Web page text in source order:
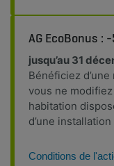
AG EcoBonus :
jusqu’au 31
Bénéficiez
vous ne
habitation
d’une
Conditions de